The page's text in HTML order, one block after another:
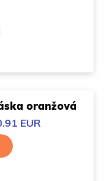
oranžová
EUR